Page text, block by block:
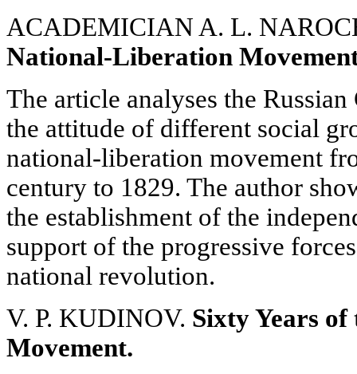
ACADEMICIAN A. L.
National-Liberation
The article analyses the
the attitude of different social
national-liberation movement
century to 1829. The author
the establishment of the
support of the progressive
national revolution.
V. P. KUDINOV. Sixty Years
Movement.